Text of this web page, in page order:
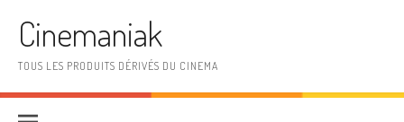
Cinemaniak
TOUS LES PRODUITS DÉRIVÉS DU CINEMA